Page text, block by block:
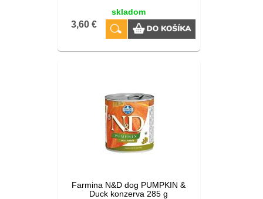
skladom
3,60 €
Farmina N&D dog PUMPKIN &
Duck konzerva 285 g